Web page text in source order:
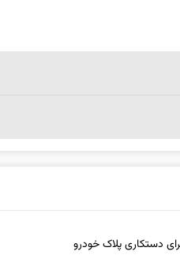
دستکاری پلاک خودرو